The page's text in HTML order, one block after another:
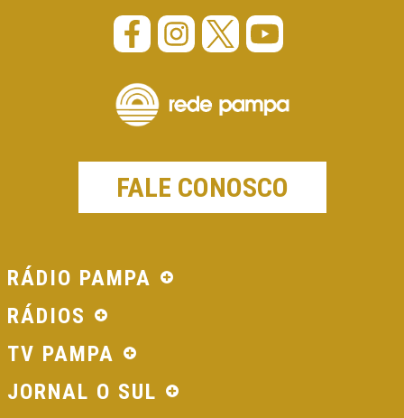
FALE CONOSCO
RÁDIO PAMPA
RÁDIOS
TV PAMPA
JORNAL O SUL